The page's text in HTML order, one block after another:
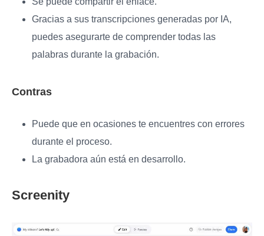
Gracias a sus transcripciones generadas por IA,
puedes asegurarte de comprender todas las
palabras durante la grabación.
Contras
Puede que en ocasiones te encuentres con errores
durante el proceso.
La grabadora aún está en desarrollo.
Screenity